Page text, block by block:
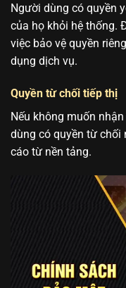
Người dùng có quyền
của họ khỏi hệ thống.
việc bảo vệ quyền
dụng dịch vụ.
Quyền từ chối tiếp thị
Nếu không muốn
dùng có quyền từ chối
cáo từ nền tảng.